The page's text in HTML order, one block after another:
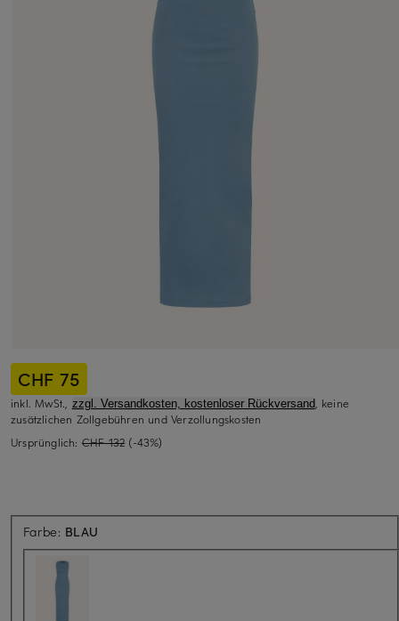
CHF 75
inkl. MwSt., zzgl. Versandkosten, kostenloser Rückversand, keine
zusätzlichen Zollgebühren und Verzollungskosten
Ursprünglich: CHF 132 (-43%)
Farbe: BLAU